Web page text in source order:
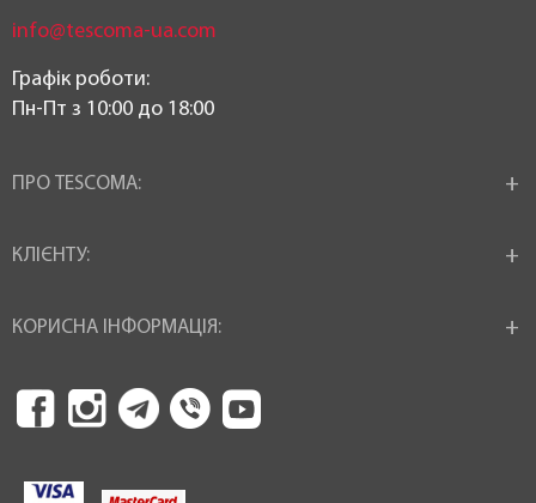
info@tescoma-ua.com
Графік роботи:
Пн-Пт з 10:00 до 18:00
ПРО TESCOMA:
КЛІЄНТУ:
КОРИСНА ІНФОРМАЦІЯ: